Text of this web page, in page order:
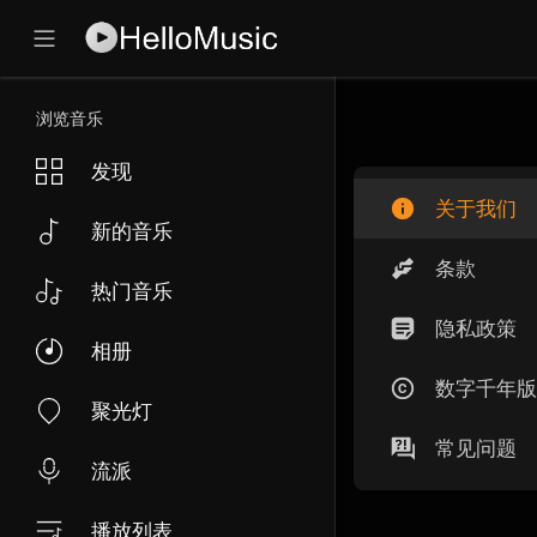
浏览音乐
发现
新的音乐
热门音乐
相册
聚光灯
流派
播放列表
关于我们
条款
隐私政策
数字千年
常见问题